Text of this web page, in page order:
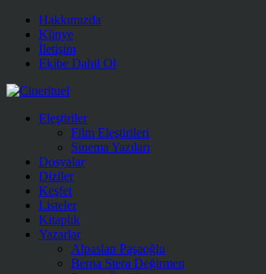
Hakkımızda
Künye
İletişim
Ekibe Dahil Ol
Eleştiriler
Film Eleştirileri
Sinema Yazıları
Dosyalar
Diziler
Keşfet
Listeler
Kitaplık
Yazarlar
Alpaslan Paşaoğlu
Berna Stera Değirmen